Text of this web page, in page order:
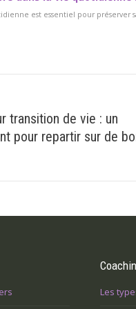
est essentiel pour
transition de vie : un
pour repartir sur de
Les